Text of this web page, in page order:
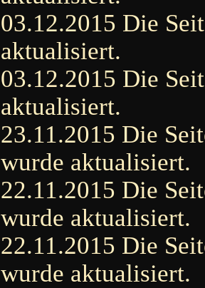
03.12.2015 Die
aktualisiert.
03.12.2015 Die
aktualisiert.
23.11.2015 Die
wurde aktualisiert.
22.11.2015 Die
wurde aktualisiert.
22.11.2015 Die
wurde aktualisiert.